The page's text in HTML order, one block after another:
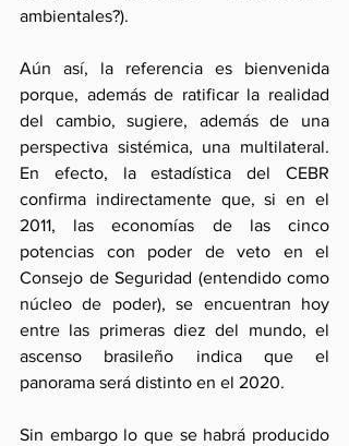
ambientales?).
Aún así, la referencia es bienvenida
porque, además de ratificar la realidad
del cambio, sugiere, además de una
perspectiva sistémica, una multilateral.
En efecto, la estadística del CEBR
confirma indirectamente que, si en el
2011, las economías de las cinco
potencias con poder de veto en el
Consejo de Seguridad (entendido como
núcleo de poder), se encuentran hoy
entre las primeras diez del mundo, el
ascenso brasileño indica que el
panorama será distinto en el 2020.
Sin embargo lo que se habrá producido